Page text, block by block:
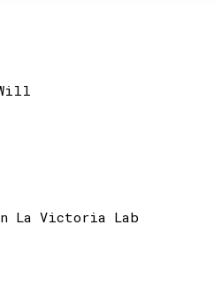
La Victoria Lab